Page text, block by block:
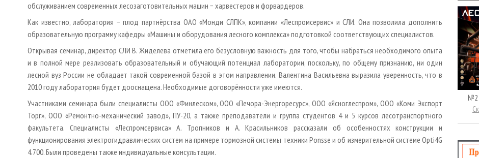
обслуживанием современных лесозаготовительных машин − харвестеров и форвардеров.
Как известно, лаборатория − плод партнёрства ОАО «Монди СЛПК», компании «Леспромсервис» и СЛИ. Она позволила дополнить
образовательную программу кафедры «Машины и оборудования лесного комплекса» подготовкой соответствующих специалистов.
Открывая семинар, директор СЛИ В. Жиделева отметила его безусловную важность для того, чтобы набраться необходимого опыта
и в полной мере реализовать образовательный и обучающий потенциал лаборатории, поскольку, по общему признанию, ни один
лесной вуз России не обладает такой современной базой в этом направлении. Валентина Васильевна выразила уверенность, что в
2010 году лаборатория будет дооснащена. Необходимые договорённости уже имеются.
Участниками семинара были специалисты ООО «Финлеском», ООО «Печора-Энергоресурс», ООО «Ясноглеспром», ООО «Коми Экспорт
Торг», ООО «Ремонтно-механический завод», ПУ-20, а также преподаватели и группа студентов 4 и 5 курсов лесотранспортного
факультета. Специалисты «Леспромсервиса» А. Тропников и А. Красильников рассказали об особенностях конструкции и
функционирования электрогидравлических систем на примере тормозной системы техники Ponsse и об измерительной системе Opti4G
4.700. Были проведены также индивидуальные консультации.
№2